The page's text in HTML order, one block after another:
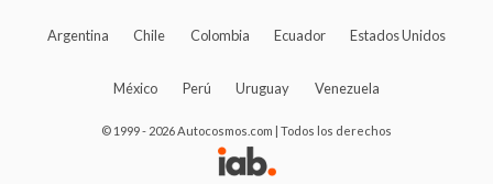
Argentina Chile Colombia Ecuador Estados Unidos
México Perú Uruguay Venezuela
© 1999 - 2026 Autocosmos.com | Todos los derechos